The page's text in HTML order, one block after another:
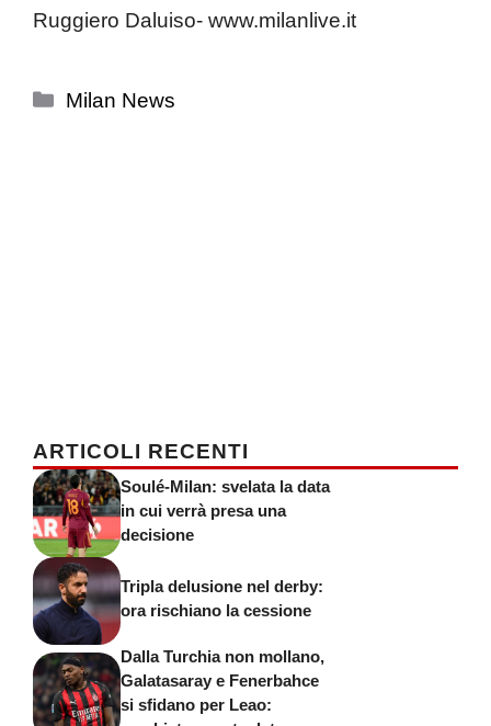
Ruggiero Daluiso- www.milanlive.it
Categorie
Milan News
ARTICOLI RECENTI
Soulé-Milan: svelata la data
in cui verrà presa una
decisione
Tripla delusione nel derby:
ora rischiano la cessione
Dalla Turchia non mollano,
Galatasaray e Fenerbahce
si sfidano per Leao: